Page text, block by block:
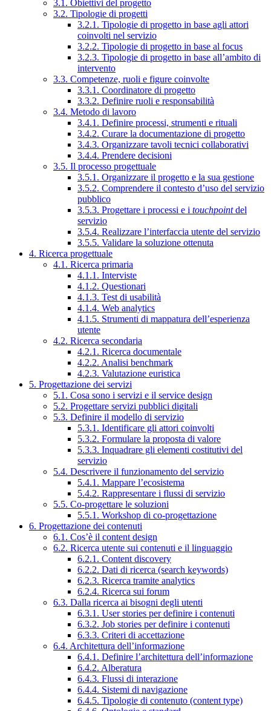
3.1. Obiettivi del progetto
3.2. Tipologie di progetti
3.2.1. Tipologie di progetto in base agli attori
coinvolti nel servizio
3.2.2. Tipologie di progetto in base al focus
3.2.3. Tipologie di progetto in base all’ambito di
intervento
3.3. Competenze, ruoli e figure coinvolte
3.3.1. Coordinatore di progetto
3.3.2. Definire ruoli e responsabilità
3.4. Metodo di lavoro
3.4.1. Definire processi, strumenti e rituali
3.4.2. Curare la documentazione di progetto
3.4.3. Organizzare tavoli tecnici collaborativi
3.4.4. Prendere decisioni
3.5. Il processo progettuale
3.5.1. Organizzare il progetto e la sua gestione
3.5.2. Comprendere il contesto d’uso del servizio
pubblico
3.5.3. Progettare i processi e i touchpointdel
servizio
3.5.4. Realizzare l’interfaccia utente del servizio
3.5.5. Validare la soluzione ottenuta
4. Ricerca progettuale
4.1. Ricerca primaria
4.1.1. Interviste
4.1.2. Questionari
4.1.3. Test di usabilità
4.1.4. Web analytics
4.1.5. Strumenti di mappatura dell’esperienza
utente
4.2. Ricerca secondaria
4.2.1. Ricerca documentale
4.2.2. Analisi benchmark
4.2.3. Valutazione euristica
5. Progettazione dei servizi
5.1. Cosa sono i servizi e il service design
5.2. Progettare servizi pubblici digitali
5.3. Definire il modello di servizio
5.3.1. Identificare gli attori coinvolti
5.3.2. Formulare la proposta di valore
5.3.3. Inquadrare gli elementi costitutivi del
servizio
5.4. Descrivere il funzionamento del servizio
5.4.1. Mappare l’ecosistema
5.4.2. Rappresentare i flussi di servizio
5.5. Co-progettare le soluzioni
5.5.1. Workshop di co-progettazione
6. Progettazione dei contenuti
6.1. Cos’è il content design
6.2. Ricerca utente sui contenuti e il linguaggio
6.2.1. Content discovery
6.2.2. Dati di ricerca (search keywords)
6.2.3. Ricerca tramite analytics
6.2.4. Ricerca sui forum
6.3. Dalla ricerca ai bisogni degli utenti
6.3.1. User stories per definire i contenuti
6.3.2. Job stories per definire i contenuti
6.3.3. Criteri di accettazione
6.4. Architettura dell’informazione
6.4.1. Definire l’architettura dell’informazione
6.4.2. Alberatura
6.4.3. Flussi di interazione
6.4.4. Sistemi di navigazione
6.4.5. Tipologie di contenuto (content type)